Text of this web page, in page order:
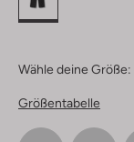
Wähle deine Größe:
Größentabelle